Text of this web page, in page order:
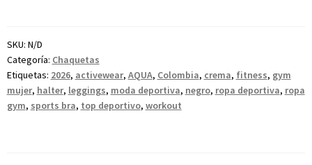
SKU: N/D
Categoría: Chaquetas
Etiquetas: 2026, activewear, AQUA, Colombia, crema, fitness, gym
mujer, halter, leggings, moda deportiva, negro, ropa deportiva, ropa
gym, sports bra, top deportivo, workout